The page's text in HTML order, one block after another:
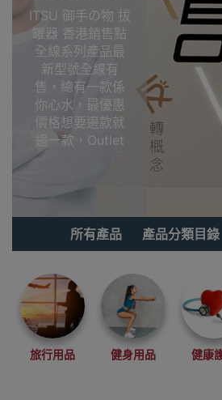
ITSU 御手の物 拔
罐器 香港銷售點
全線系列產品最
新型號全線有
售，總有一款係
你心水，最優惠
價格想要邊款就
邊一款，Outlet
Express HK香港
購!ITSU 御手の物
點
所有產品 產品分類目錄
旅行用品 健身用品 健康